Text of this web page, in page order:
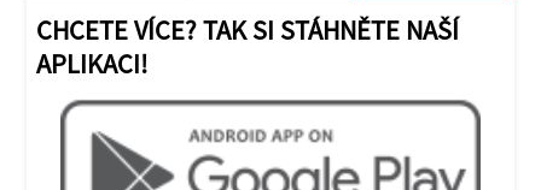
CHCETE VÍCE? TAK SI STÁHNĚTE NAŠÍ
APLIKACI!